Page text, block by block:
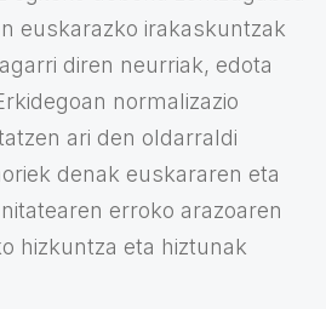
euskarazko irakaskuntzak
diren neurriak, edota
normalizazio
ari den oldarraldi
denak euskararen eta
erroko arazoaren
hizkuntza eta hiztunak